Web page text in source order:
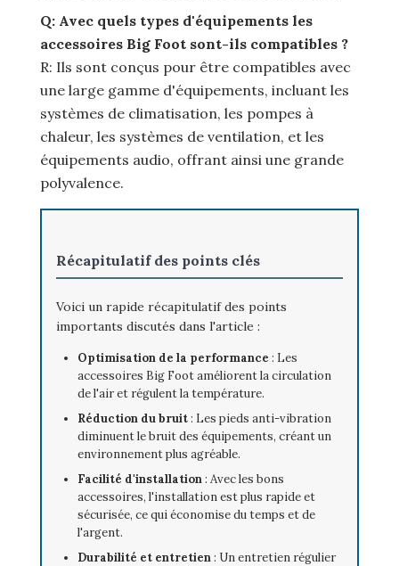
Q: Avec quels types d'équipements les
accessoires Big Foot sont-ils compatibles ?
R: Ils sont conçus pour être compatibles avec
une large gamme d'équipements, incluant les
systèmes de climatisation, les pompes à
chaleur, les systèmes de ventilation, et les
équipements audio, offrant ainsi une grande
polyvalence.
Récapitulatif des points clés
Voici un rapide récapitulatif des points
importants discutés dans l'article :
Optimisation de la performance : Les
accessoires Big Foot améliorent la circulation
de l'air et régulent la température.
Réduction du bruit: Les pieds anti-vibration
diminuent le bruit des équipements, créant un
environnement plus agréable.
Facilité d'installation: Avec les bons
accessoires, l'installation est plus rapide et
sécurisée, ce qui économise du temps et de
l'argent.
Durabilité et entretien: Un entretien régulier